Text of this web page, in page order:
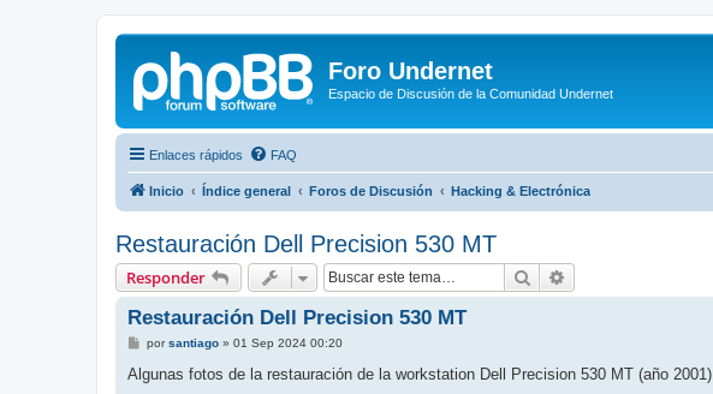
Foro Undernet
Espacio de Discusión de la Comunidad Undernet
Enlaces rápidos FAQ
Inicio Índice general Foros de Discusión Hacking & Electrónica
Restauración Dell Precision 530 MT
Responder Buscar
Restauración Dell Precision 530 MT
M
n
s
porsantiago» 01 Sep 2024 00:20
Algunas fotos de la restauración de la workstation Dell Precision 530 MT (año 2001)